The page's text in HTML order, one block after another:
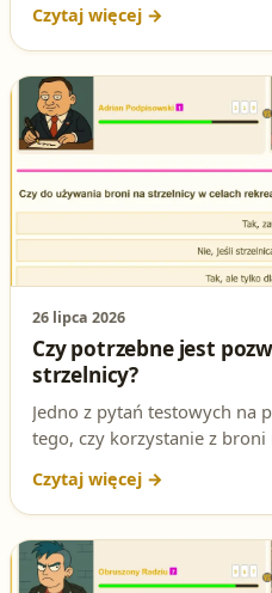
prawną.
26 lipca 2026
Czy potrzebne jest
strzelnicy?
Jedno z pytań testowych na
tego, czy korzystanie z broni
odpowiedź i jej podstawę